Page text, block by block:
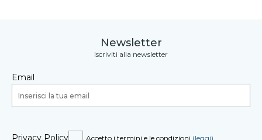
Newsletter
Iscriviti alla newsletter
Email
Privacy Policy Accetto i termini e le condizioni (leggi)